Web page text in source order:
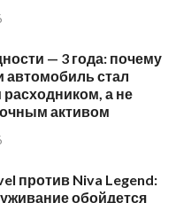
— 3 года: почему
автомобиль стал
а не
активом
против Niva Legend:
обойдется